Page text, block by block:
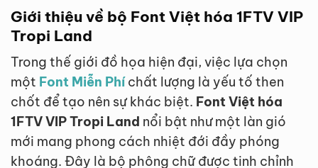
Giới thiệu về bộ Font Việt hóa 1FTV VIP
Tropi Land
Trong thế giới đồ họa hiện đại, việc lựa chọn
một Font Miễn Phíchất lượng là yếu tố then
chốt để tạo nên sự khác biệt. Font Việt hóa
1FTV VIP Tropi Land nổi bật như một làn gió
mới mang phong cách nhiệt đới đầy phóng
khoáng. Đây là bộ phông chữ được tinh chỉnh